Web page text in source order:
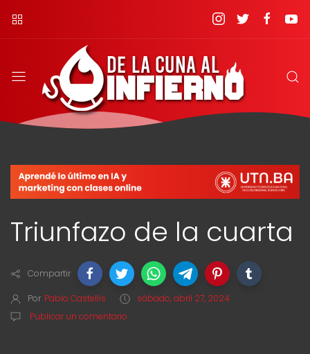
Triunfazo de la cuarta
Compartir
Por Pablo Castellis
sábado, abril 27, 2024
Publicar un comentario